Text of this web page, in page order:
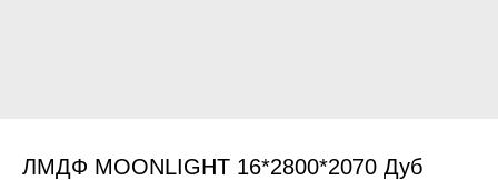
ЛМДФ MOONLIGHT 16*2800*2070 Дуб